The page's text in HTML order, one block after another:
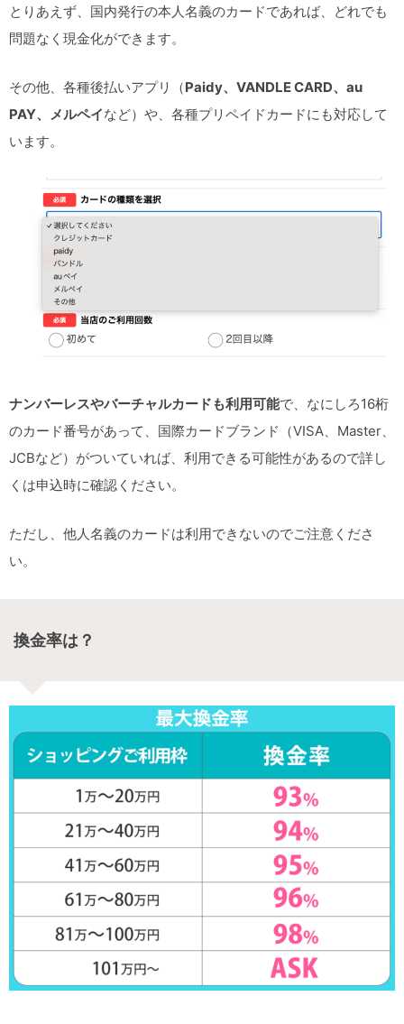
とりあえず、国内発行の本人名義のカードであれば、どれでも
問題なく現金化ができます。
その他、各種後払いアプリ（Paidy、VANDLE CARD、au
PAY、メルペイなど）や、各種プリペイドカードにも対応して
います。
ナンバーレスやバーチャルカードも利用可能で、なにしろ16桁
のカード番号があって、国際カードブランド（VISA、Master、
JCBなど）がついていれば、利用できる可能性があるので詳し
くは申込時に確認ください。
ただし、他人名義のカードは利用できないのでご注意くださ
い。
換金率は？